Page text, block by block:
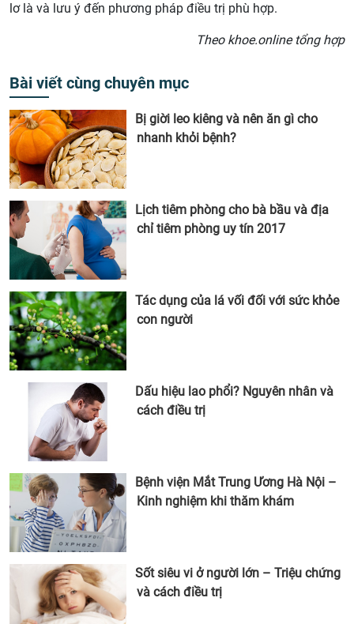
lơ là và lưu ý đến phương pháp điều trị phù hợp.
Theo khoe.online tổng hợp
Bài viết cùng chuyên mục
Bị giời leo kiêng và nên ăn gì cho
nhanh khỏi bệnh?
Lịch tiêm phòng cho bà bầu và địa
chỉ tiêm phòng uy tín 2017
Tác dụng của lá vối đối với sức khỏe
con người
Dấu hiệu lao phổi? Nguyên nhân và
cách điều trị
Bệnh viện Mắt Trung Ương Hà Nội –
Kinh nghiệm khi thăm khám
Sốt siêu vi ở người lớn – Triệu chứng
và cách điều trị